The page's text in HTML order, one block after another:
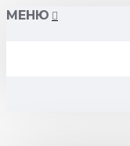
МЕНЮ